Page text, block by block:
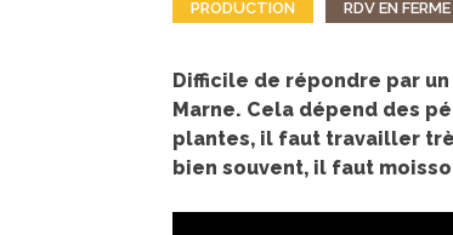
PRODUCTION RDV EN
Difficile de répondre par
Marne. Cela dépend des
plantes, il faut travailler
bien souvent, il faut